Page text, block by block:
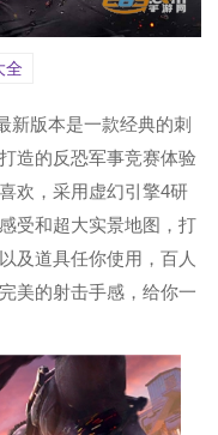
全
新版本是一款经典的刺
造的反恐军事竞赛体验
欢，采用虚幻引擎4研
受和超大实景地图，打
及道具任你使用，百人
美的射击手感，给你一